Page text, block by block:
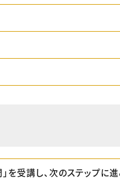
を受講し、次のステップに